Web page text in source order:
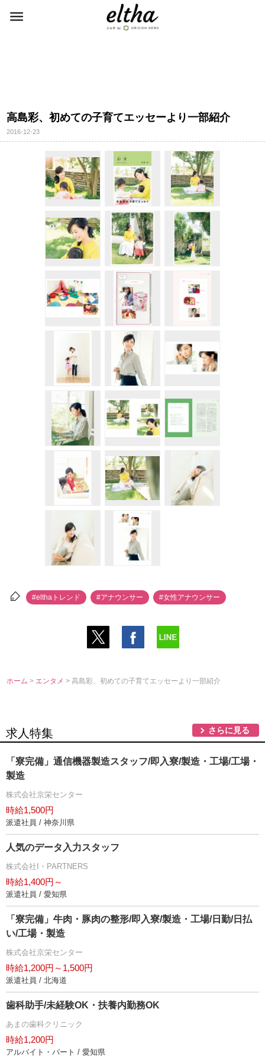
高島彩、初めての子育てエッセーより一部紹介
2016-12-23
#elthaトレンド #アナウンサー #女性アナウンサー
ホーム > エンタメ> 高島彩、初めての子育てエッセーより一部紹介
求人特集 さらに見る
「寮完備」通信機器製造スタッフ/即入寮/製造・工場/工場・
製造
株式会社京栄センター
時給1,500円
派遣社員 / 神奈川県
人気のデータ入力スタッフ
株式会社I・PARTNERS
時給1,400円～
派遣社員 / 愛知県
「寮完備」牛肉・豚肉の整形/即入寮/製造・工場/日勤/日払
い/工場・製造
株式会社京栄センター
時給1,200円～1,500円
派遣社員 / 北海道
歯科助手/未経験OK・扶養内勤務OK
あまの歯科クリニック
時給1,200円
アルバイト・パート / 愛知県